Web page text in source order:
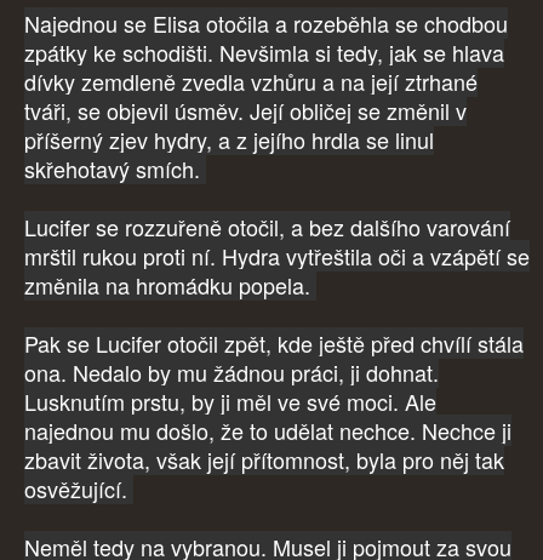
Najednou se Elisa otočila a rozeběhla se chodbou
zpátky ke schodišti. Nevšimla si tedy, jak se hlava
dívky zemdleně zvedla vzhůru a na její ztrhané
tváři, se objevil úsměv. Její obličej se změnil v
příšerný zjev hydry, a z jejího hrdla se linul
skřehotavý smích.
Lucifer se rozzuřeně otočil, a bez dalšího varování
mrštil rukou proti ní. Hydra vytřeštila oči a vzápětí se
změnila na hromádku popela.
Pak se Lucifer otočil zpět, kde ještě před chvílí stála
ona. Nedalo by mu žádnou práci, ji dohnat.
Lusknutím prstu, by ji měl ve své moci. Ale
najednou mu došlo, že to udělat nechce. Nechce ji
zbavit života, však její přítomnost, byla pro něj tak
osvěžující.
Neměl tedy na vybranou. Musel ji pojmout za svou